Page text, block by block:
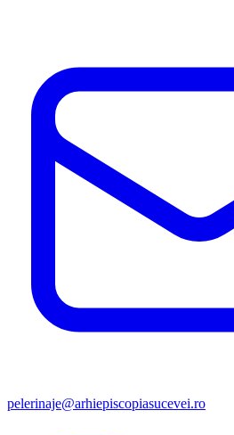
pelerinaje@arhiepiscopiasucevei.ro